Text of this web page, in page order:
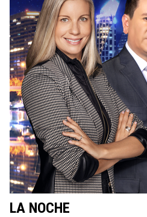
LA NOCHE